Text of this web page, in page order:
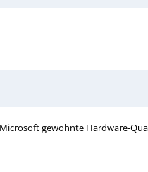
gewohnte Hardware-